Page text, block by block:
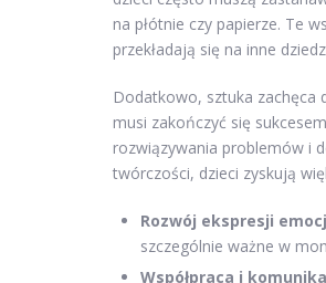
na płótnie czy papierze. Te
przekładają się na inne
Dodatkowo, sztuka zachęca
musi zakończyć się
rozwiązywania problemów i
twórczości, dzieci zyskują
Rozwój ekspresji
szczególnie ważne w
Współpraca i